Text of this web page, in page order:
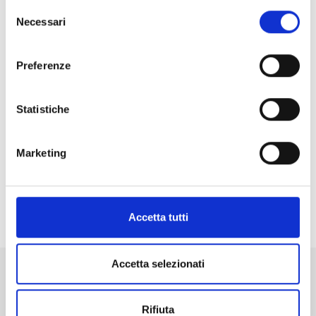
delNecessari
Preferenze
Statistiche
Marketing
Accetta tutti
Accetta selezionati
Rifiuta
Condividi
Altri eventi in programma a
Madesimo